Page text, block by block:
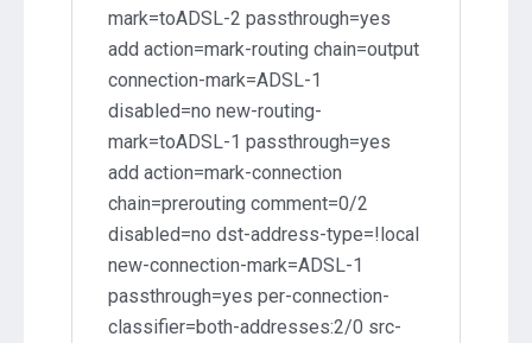
mark=toADSL-2 passthrough=yes
add action=mark-routing chain=output
connection-mark=ADSL-1
disabled=no new-routing-
mark=toADSL-1 passthrough=yes
add action=mark-connection
chain=prerouting comment=0/2
disabled=no dst-address-type=!local
new-connection-mark=ADSL-1
passthrough=yes per-connection-
classifier=both-addresses:2/0 src-